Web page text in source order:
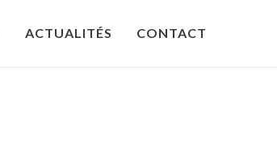
ACTUALITÉS CONTACT